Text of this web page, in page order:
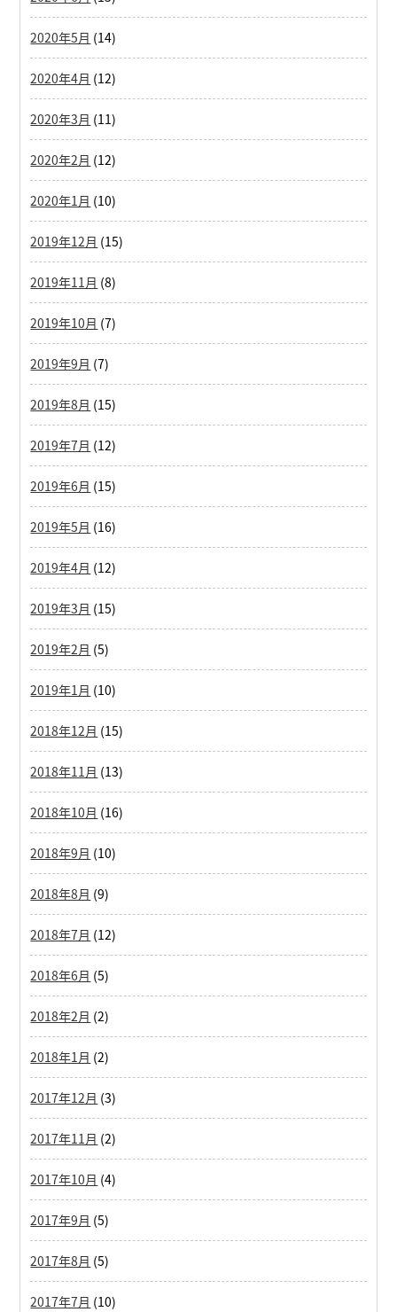
2020年5月 (14)
2020年4月 (12)
2020年3月 (11)
2020年2月 (12)
2020年1月 (10)
2019年12月 (15)
2019年11月 (8)
2019年10月 (7)
2019年9月 (7)
2019年8月 (15)
2019年7月 (12)
2019年6月 (15)
2019年5月 (16)
2019年4月 (12)
2019年3月 (15)
2019年2月 (5)
2019年1月 (10)
2018年12月 (15)
2018年11月 (13)
2018年10月 (16)
2018年9月 (10)
2018年8月 (9)
2018年7月 (12)
2018年6月 (5)
2018年2月 (2)
2018年1月 (2)
2017年12月 (3)
2017年11月 (2)
2017年10月 (4)
2017年9月 (5)
2017年8月 (5)
2017年7月 (10)